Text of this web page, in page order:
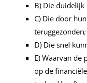
B) Die
C) Die door
teruggezonden;
D) Die snel
E) Waarvan de
op de